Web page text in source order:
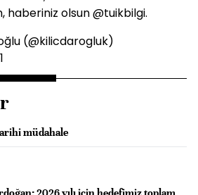
haberiniz olsun@tuikbilgi.
(@kilicdarogluk)
müdahale